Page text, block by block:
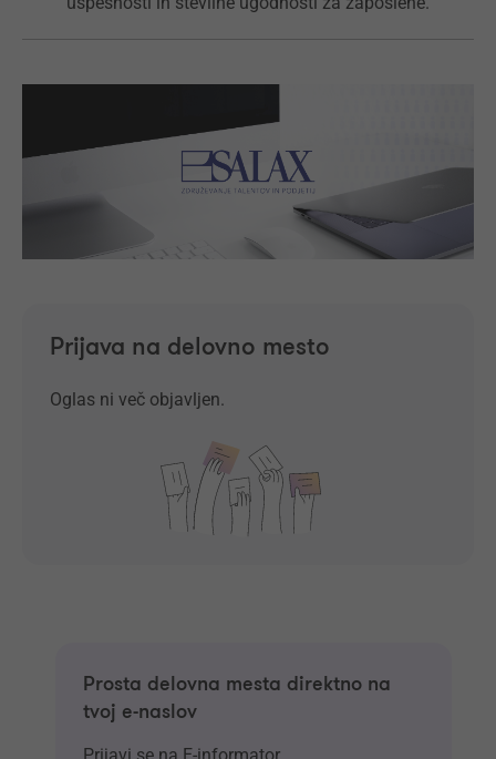
Prijava na delovno mesto
Oglas ni več objavljen.
Prosta delovna mesta direktno na
tvoj e-naslov
Prijavi se na E-informator.